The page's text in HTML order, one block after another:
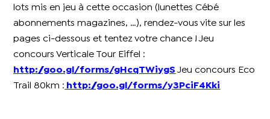
lots mis en jeu à cette occasion (lunettes Cébé
abonnements magazines, …), rendez-vous vite sur les
pages ci-dessous et tentez votre chance ! Jeu
concours Verticale Tour Eiffel :
http://goo.gl/forms/gHcqTWiygS Jeu concours Eco
Trail 80km : http://goo.gl/forms/y3PciF4Kki